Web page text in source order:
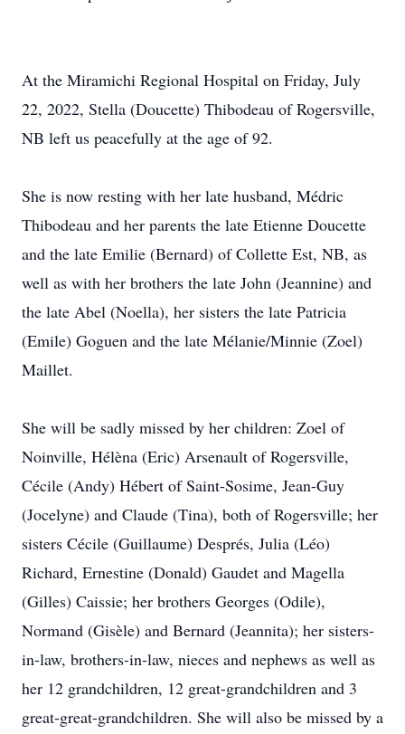
At the Miramichi Regional Hospital on Friday, July
22, 2022, Stella (Doucette) Thibodeau of Rogersville,
NB left us peacefully at the age of 92.
She is now resting with her late husband, Médric
Thibodeau and her parents the late Etienne Doucette
and the late Emilie (Bernard) of Collette Est, NB, as
well as with her brothers the late John (Jeannine) and
the late Abel (Noella), her sisters the late Patricia
(Emile) Goguen and the late Mélanie/Minnie (Zoel)
Maillet.
She will be sadly missed by her children: Zoel of
Noinville, Hélèna (Eric) Arsenault of Rogersville,
Cécile (Andy) Hébert of Saint-Sosime, Jean-Guy
(Jocelyne) and Claude (Tina), both of Rogersville; her
sisters Cécile (Guillaume) Després, Julia (Léo)
Richard, Ernestine (Donald) Gaudet and Magella
(Gilles) Caissie; her brothers Georges (Odile),
Normand (Gisèle) and Bernard (Jeannita); her sisters-
in-law, brothers-in-law, nieces and nephews as well as
her 12 grandchildren, 12 great-grandchildren and 3
great-great-grandchildren. She will also be missed by a